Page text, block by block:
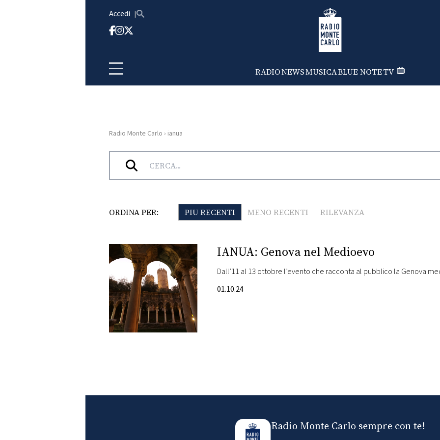
Accedi Radio Monte Carlo
RADIONEWSMUSICABLUE NOTETV
HOME
RADIO
NEWS
FOTO
CONCORSI
Radio Monte Carlo › ianua
Tag:ianua
ORDINA PER: PIU RECENTI MENO RECENTI RILEVANZA
IANUA: Genova nel Medioevo
Dall’11 al 13 ottobre l’evento che racconta al pubblico la Genova
01.10.24
Radio Monte Carlo sempre con te!